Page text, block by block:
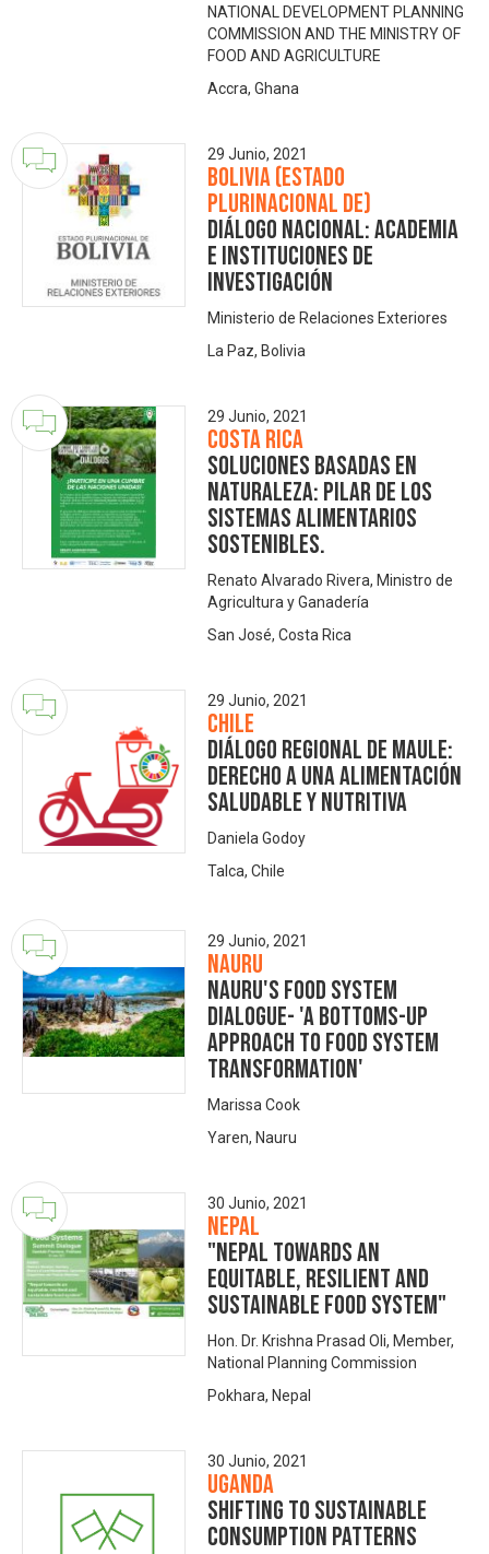
NATIONAL DEVELOPMENT PLANNING
COMMISSION AND THE MINISTRY OF
FOOD AND AGRICULTURE
Accra, Ghana
29 Junio, 2021
Bolivia (Estado
Plurinacional de)
Diálogo Nacional: Academia
e Instituciones de
Investigación
Ministerio de Relaciones Exteriores
La Paz, Bolivia
29 Junio, 2021
Costa Rica
Soluciones basadas en
naturaleza: Pilar de los
sistemas alimentarios
sostenibles.
Renato Alvarado Rivera, Ministro de
Agricultura y Ganadería
San José, Costa Rica
29 Junio, 2021
Chile
Diálogo Regional de Maule:
Derecho a una Alimentación
Saludable y Nutritiva
Daniela Godoy
Talca, Chile
29 Junio, 2021
Nauru
Nauru's Food System
Dialogue- 'A bottoms-up
approach to food system
transformation'
Marissa Cook
Yaren, Nauru
30 Junio, 2021
Nepal
"Nepal towards an
equitable, resilient and
sustainable food system"
Hon. Dr. Krishna Prasad Oli, Member,
National Planning Commission
Pokhara, Nepal
30 Junio, 2021
Uganda
Shifting to sustainable
consumption patterns